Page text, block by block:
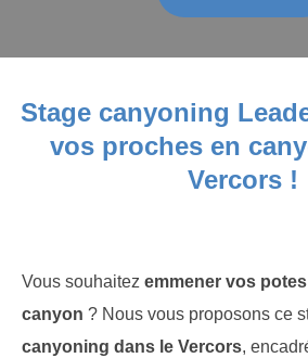
Stage canyoning
vos proches en
Vercors !
Vous souhaitez emmener vos
canyon ? Nous vous proposons ce
canyoning dans le Vercors,